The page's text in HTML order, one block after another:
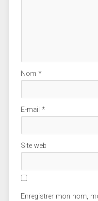
Nom *
E-mail *
Site web
Enregistrer mon nom,